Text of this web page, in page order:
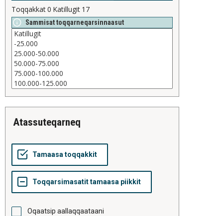
Toqqakkat0 Katillugit 17
Sammisat toqqarneqarsinnaasut
atassuteqarneq
Oqaatsip aallaqqaataani